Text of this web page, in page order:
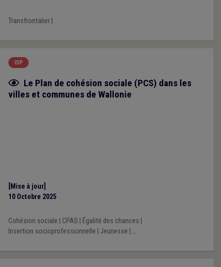
Transfrontalier|
ISP
Fiche focus
Le Plan de cohésion sociale (PCS) dans les
villes et communes de Wallonie
[Mise à jour]
10 Octobre 2025
Cohésion sociale CPAS Égalité des chances
Insertion socioprofessionnelle
Jeunesse ...